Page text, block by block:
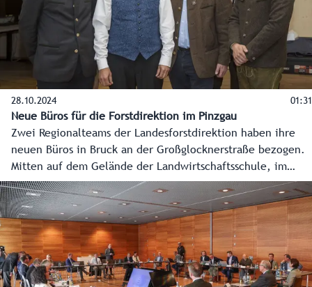
28.10.2024 01:31
Neue Büros für die Forstdirektion im Pinzgau
Zwei Regionalteams der Landesforstdirektion haben ihre
neuen Büros in Bruck an der Großglocknerstraße bezogen.
Mitten auf dem Gelände der Landwirtschaftsschule, im
sanierten Bauernhaus, sind sie jetzt näher an den
betreuten Gebieten. Ein wichtiger Schritt der
Dezentralisierung, die hochwertige Jobs in den Regionen
schafft und sichert.